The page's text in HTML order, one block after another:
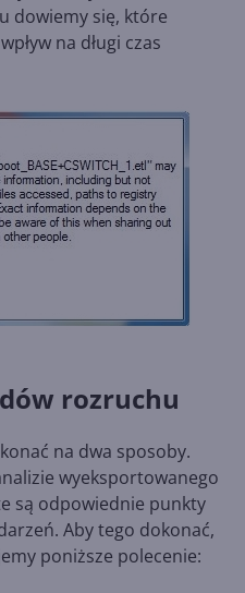
dowiemy się, które
na długi czas
rozruchu
na dwa sposoby.
wyeksportowanego
są odpowiednie punkty
Aby tego dokonać,
poniższe polecenie: